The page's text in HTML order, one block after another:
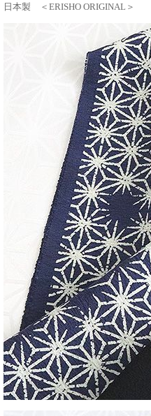
日本製 ＜ERISHO ORIGINAL＞